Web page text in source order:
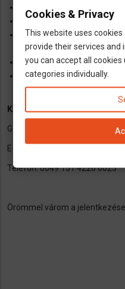
Karácsonyi pénz és
Kitünö személyzeti politika
gondoskodás a
Kiváló átvállalási
Osztrák munkaszerzödés
KAPCSOLAT
Gelencsér Zsuzsanna
E-Mail: gelencser@allpersona.de
Telefon: 0049 151 4226 6023
Örömmel várom a
Cookies & Privacy
This website uses
provide their services and
you can accept all
categories individually.